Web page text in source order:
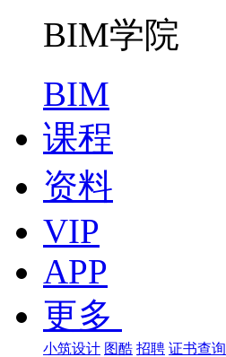
BIM学院
BIM
课程
资料
VIP
APP
更多
小筑设计 图酷 招聘 证书查询